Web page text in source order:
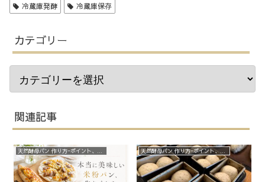
冷蔵庫発酵 冷蔵庫保存
カテゴリー
関連記事